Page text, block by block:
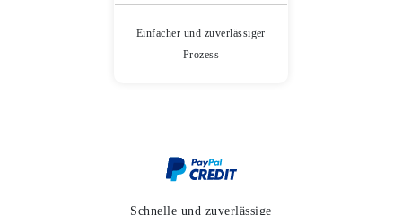
Einfacher und zuverlässiger
Prozess
Schnelle und zuverlässige